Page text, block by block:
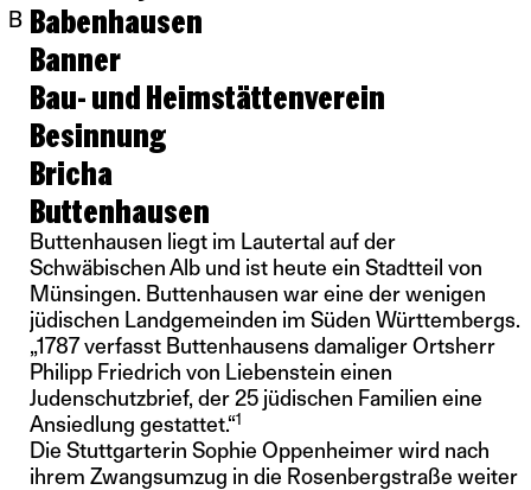
B Babenhausen
Banner
Bau- und Heimstättenverein
Besinnung
Bricha
Buttenhausen
Buttenhausen liegt im Lautertal auf der
Schwäbischen Alb und ist heute ein Stadtteil von
Münsingen. Buttenhausen war eine der wenigen
jüdischen Landgemeinden im Süden Württembergs.
„1787 verfasst Buttenhausens damaliger Ortsherr
Philipp Friedrich von Liebenstein einen
Judenschutzbrief, der 25 jüdischen Familien eine
Ansiedlung gestattet.“1
Die Stuttgarterin Sophie Oppenheimer wird nach
ihrem Zwangsumzug in die Rosenbergstraße weiter